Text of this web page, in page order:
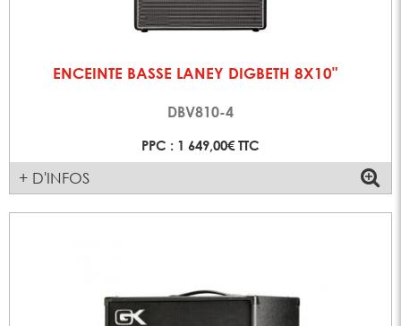
ENCEINTE BASSE LANEY DIGBETH 8X10"
DBV810-4
PPC : 1 649,00€ TTC
+ D'INFOS